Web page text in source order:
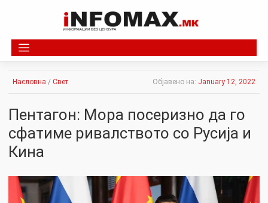
Насловна / Свет Објавено на: January 12, 2022
Пентагон: Мора посeризно да го
сфатиме pивалството со Русија и
Кина